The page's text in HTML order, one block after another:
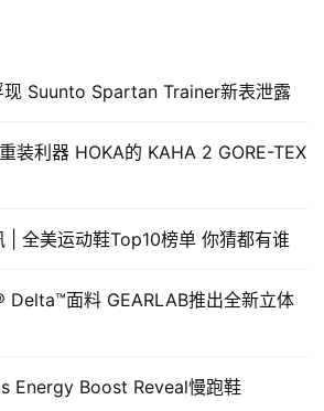
Suunto Spartan Trainer新表泄露
装利器 HOKA的 KAHA 2 GORE-TEX
| 全美运动鞋Top10榜单 你猜都有谁
Delta™面料 GEARLAB推出全新立体
Energy Boost Reveal慢跑鞋